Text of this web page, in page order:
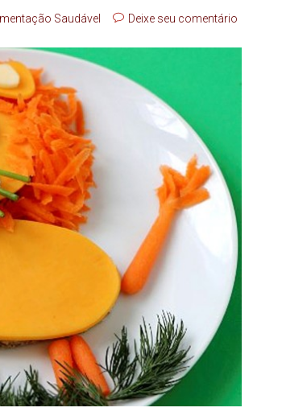
Saudável Deixe seu comentário